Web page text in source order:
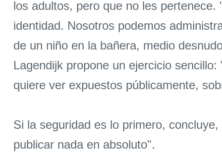
los adultos, pero que no les
identidad. Nosotros podemos
de un niño en la bañera, medio
Lagendijk propone un ejercicio
quiere ver expuestos públicamente,
Si la seguridad es lo primero,
publicar nada en absoluto".